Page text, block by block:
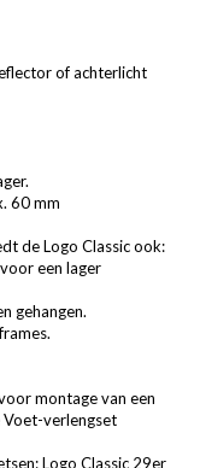
of achterlicht
60 mm
de Logo Classic ook:
een lager
gehangen.
montage van een
Voet-verlengset
Logo Classic 29er